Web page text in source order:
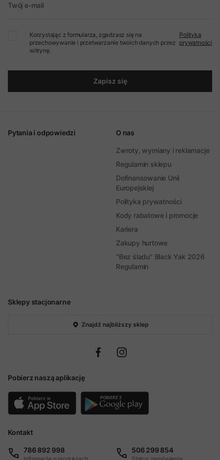
Twój e-mail
Korzystając z formularza, zgadzasz się na
przechowywanie i przetwarzanie twoich danych przez
witrynę.
Polityka
prywatności
Zapisz się
Sklepy stacjonarne
Znajdź najbliższy sklep
Pobierz naszą aplikację
Pytania i odpowiedzi O nas
Zwroty, wymiany i reklamacje
Regulamin sklepu
Dofinansowanie Unii
Europejskiej
Polityka prywatności
Kody rabatowe i promocje
Kariera
Zakupy hurtowe
"Bez śladu" Black Yak 2026
Regulamin
Kontakt
786 892 998 506 299 854